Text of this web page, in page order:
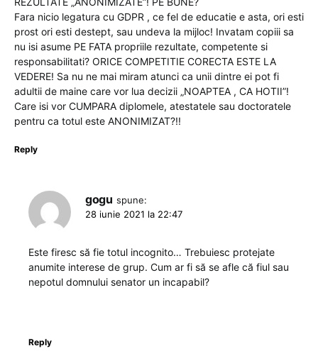
Fara nicio legatura cu GDPR , ce fel de educatie e asta, ori esti
prost ori esti destept, sau undeva la mijloc! Invatam copiii sa
nu isi asume PE FATA propriile rezultate, competente si
responsabilitati? ORICE COMPETITIE CORECTA ESTE LA
VEDERE! Sa nu ne mai miram atunci ca unii dintre ei pot fi
adultii de maine care vor lua decizii „NOAPTEA , CA HOTII”!
Care isi vor CUMPARA diplomele, atestatele sau doctoratele
pentru ca totul este ANONIMIZAT?!!
Reply
gogu spune:
28 iunie 2021 la 22:47
Este firesc să fie totul incognito… Trebuiesc protejate
anumite interese de grup. Cum ar fi să se afle că fiul sau
nepotul domnului senator un incapabil?
Reply